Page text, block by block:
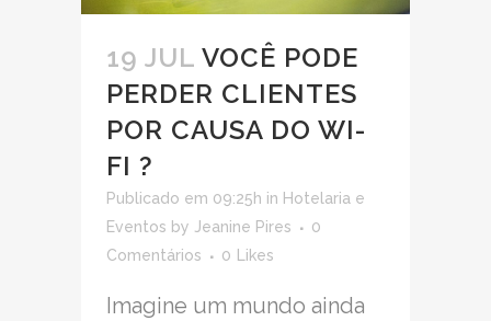
19 JUL VOCÊ PODE
PERDER CLIENTES
POR CAUSA DO WI-
FI ?
Publicado em 09:25h in Hotelaria e
Eventos by Jeanine Pires
0
Comentários
0 Likes
Imagine um mundo ainda